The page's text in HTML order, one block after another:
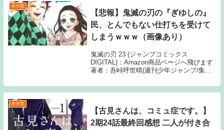
未分類
【悲報】鬼滅の刃の『ぎゆしの』
民、とんでもない仕打ちを受けて
しまうｗｗｗ（画像あり）
鬼滅の刃 23 (ジャンプコミックス
DIGITAL)：Amazon商品ページへ飛びます
著者：吾峠呼世晴(週刊少年ジャンプ/集英
て子孫を残していたこれでバカにされなく
て済むね🤗 引用：鬼滅の刃...
未分類
【古見さんは、コミュ症です。】
2期24話最終回感想 二人が付き合